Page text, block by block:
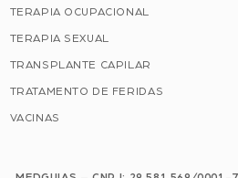
TERAPIA OCUPACIONAL
TERAPIA SEXUAL
TRANSPLANTE CAPILAR
TRATAMENTO DE FERIDAS
VACINAS